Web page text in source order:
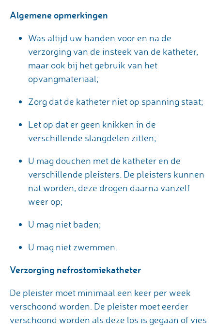
Algemene opmerkingen
Was altijd uw handen voor en na de
verzorging van de insteek van de katheter,
maar ook bij het gebruik van het
opvangmateriaal;
Zorg dat de katheter niet op spanning staat;
Let op dat er geen knikken in de
verschillende slangdelen zitten;
U mag douchen met de katheter en de
verschillende pleisters. De pleisters kunnen
nat worden, deze drogen daarna vanzelf
weer op;
U mag niet baden;
U mag niet zwemmen.
Verzorging nefrostomiekatheter
De pleister moet minimaal een keer per week
verschoond worden. De pleister moet eerder
verschoond worden als deze los is gegaan of vies